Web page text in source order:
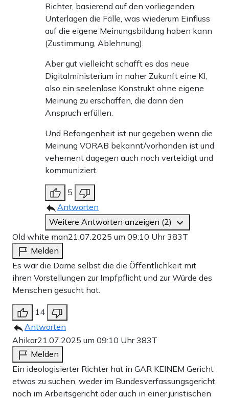
Richter, basierend auf den vorliegenden
Unterlagen die Fälle, was wiederum Einfluss
auf die eigene Meinungsbildung haben kann
(Zustimmung, Ablehnung).
Aber gut vielleicht schafft es das neue
Digitalministerium in naher Zukunft eine KI,
also ein seelenlose Konstrukt ohne eigene
Meinung zu erschaffen, die dann den
Anspruch erfüllen.
Und Befangenheit ist nur gegeben wenn die
Meinung VORAB bekannt/vorhanden ist und
vehement dagegen auch noch verteidigt und
kommuniziert.
5
Antworten
Weitere Antworten anzeigen (2)
Old white man21.07.2025 um 09:10 Uhr383T
Melden
Es war die Dame selbst die die Öffentlichkeit mit
ihren Vorstellungen zur Impfpflicht und zur Würde des
Menschen gesucht hat.
14
Antworten
Ahikar21.07.2025 um 09:10 Uhr383T
Melden
Ein ideologisierter Richter hat in GAR KEINEM Gericht
etwas zu suchen, weder im Bundesverfassungsgericht,
noch im Arbeitsgericht oder auch in einer juristischen